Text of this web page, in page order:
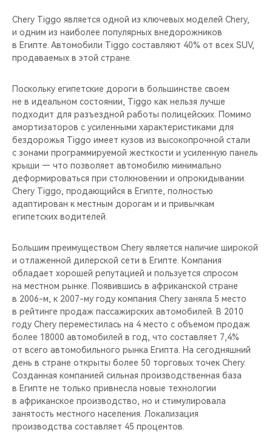
CHERY И СПОРТ
НАШИ МЕРОПРИЯТИЯ
ВИДЕООБЗОРЫ
CHERY ДЛЯ ДЕТЕЙ
Chery Tiggo является одной из ключевых моделей Chery,
и одним из наиболее популярных внедорожников
в Египте. Автомобили Tiggo составляют 40% от всех SUV,
продаваемых в этой стране.
Поскольку египетские дороги в большинстве своем
не в идеальном состоянии, Tiggo как нельзя лучше
подходит для разъездной работы полицейских. Помимо
амортизаторов с усиленными характеристиками для
бездорожья Tiggo имеет кузов из высокопрочной стали
с зонами программируемой жесткости и усиленную панель
крыши — что позволяет автомобилю минимально
деформироваться при столкновении и опрокидывании.
Chery Tiggo, продающийся в Египте, полностью
адаптирован к местным дорогам и и привычкам
египетских водителей.
Большим преимуществом Chery является наличие широкой
и отлаженной дилерской сети в Египте. Компания
обладает хорошей репутацией и пользуется спросом
на местном рынке. Появившись в африканской стране
в 2006-м, к 2007-му году компания Chery заняла 5 место
в рейтинге продаж пассажирских автомобилей. В 2010
году Сhery переместилась на 4 место с объемом продаж
более 18000 автомобилей в год, что составляет 7,4%
от всего автомобильного рынка Египта. На сегодняшний
день в стране открыты более 50 торговых точек Chery.
Созданная компанией сильная производственная база
в Египте не только привнесла новые технологии
в африканское производство, но и стимулировала
занятость местного населения. Локализация
производства составляет 45 процентов.